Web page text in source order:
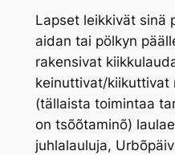
Lapset leikkivät sinä
aidan tai pölkyn
rakensivat
keinuttivat/kiikuttivat
(tällaista toimintaa
on tsõõtaminõ)
juhlalauluja,